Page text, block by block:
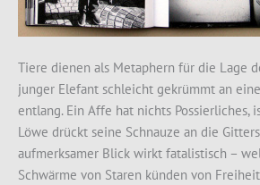
Tiere dienen als Metaphern für die Lage
junger Elefant schleicht gekrümmt an
entlang. Ein Affe hat nichts Possierliches,
Löwe drückt seine Schnauze an die
aufmerksamer Blick wirkt fatalistisch –
Schwärme von Staren künden von